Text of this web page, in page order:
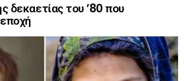
δεκαετίας του ’80 που